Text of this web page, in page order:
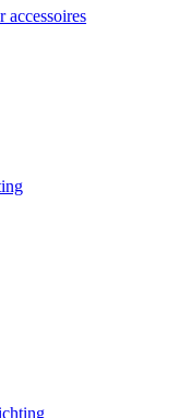
accessoires